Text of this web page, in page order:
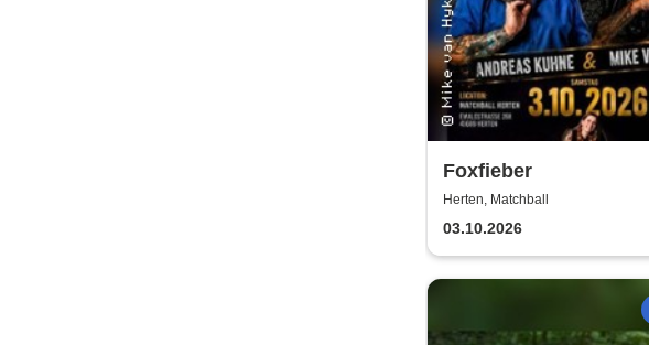
Foxfieber
Herten, Matchball
03.10.2026